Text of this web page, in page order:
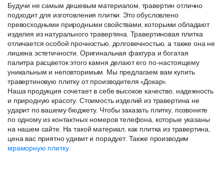
Будучи не самым дешевым материалом, травертин отлично
подходит для изготовления плитки. Это обусловлено
превосходными природными свойствами, которыми обладают
изделия из натурального травертина. Травертиновая плитка
отличается особой прочностью, долговечностью, а также она не
лишена эстетичности. Оригинальная фактура и богатая
палитра расцветок этого камня делают его по-настоящему
уникальным и неповторимым. Мы предлагаем вам купить
травертиновую плитку от производителя «Докар».
Наша продукция сочетает в себе высокое качество, надежность
и природную красоту. Стоимость изделий из травертина не
ударит по вашему бюджету. Чтобы заказать плитку, позвоните
по одному из контактных номеров телефона, которые указаны
на нашем сайте. На такой материал, как плитка из травертина,
цена вас приятно удивит и порадует. Также производим
мраморную плитку.